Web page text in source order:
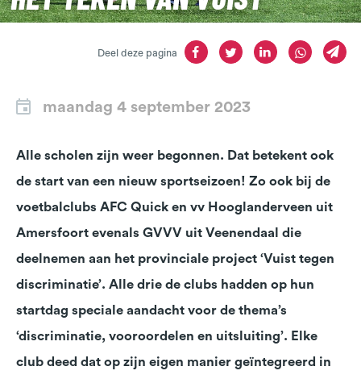
Deel deze pagina
maandag 4 september 2023
Alle scholen zijn weer begonnen. Dat betekent ook
de start van een nieuw sportseizoen! Zo ook bij de
voetbalclubs AFC Quick en vv Hooglanderveen uit
Amersfoort evenals GVVV uit Veenendaal die
deelnemen aan het provinciale project ‘Vuist tegen
discriminatie’. Alle drie de clubs hadden op hun
startdag speciale aandacht voor de thema’s
‘discriminatie, vooroordelen en uitsluiting’. Elke
club deed dat op zijn eigen manier geïntegreerd in